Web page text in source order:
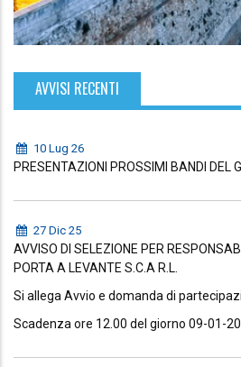
AVVISI RECENTI
10 Lug 26
PRESENTAZIONI PROSSIMI BANDI DEL
27 Dic 25
AVVISO DI SELEZIONE PER
PORTA A LEVANTE S.C.A R.L.
Si allega Avvio e domanda di
Scadenza ore 12.00 del giorno 09-01-